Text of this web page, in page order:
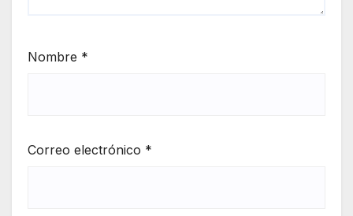
Nombre *
Correo electrónico *